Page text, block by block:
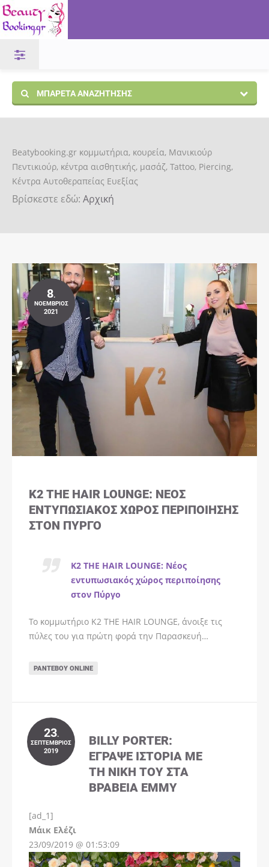
ΜΠΑΡΈΤΑ ΑΝΑΖΉΤΗΣΗΣ
Beatybooking.gr κομμωτήρια, κουρεία, Μανικιούρ
Πεντικιούρ, κέντρα αισθητικής, μασάζ, Tattoo, Piercing,
Κέντρα Αυτοθεραπείας Ευεξίας
Βρίσκεστε εδώ: Αρχική
8.
ΝΟΈΜΒΡΙΟΣ
2021
K2 THE HAIR LOUNGE: ΝΈΟΣ
ΕΝΤΥΠΩΣΙΑΚΌΣ ΧΏΡΟΣ ΠΕΡΙΠΟΊΗΣΗΣ
ΣΤΟΝ ΠΎΡΓΟ
K2 THE HAIR LOUNGE: Νέος
εντυπωσιακός χώρος περιποίησης
στον Πύργο
Το κομμωτήριο K2 THE HAIR LOUNGE, άνοιξε τις
πύλες του για πρώτη φορά την Παρασκευή…
ΡΑΝΤΕΒΟΎ ONLINE
23.
ΣΕΠΤΈΜΒΡΙΟΣ
2019
BILLY PORTER:
ΈΓΡΑΨΕ ΙΣΤΟΡΊΑ ΜΕ
ΤΗ ΝΊΚΗ ΤΟΥ ΣΤΑ
ΒΡΑΒΕΊΑ EMMY
[ad_1]
Μάικ ΕλέζιInstagram
23/09/2019 @ 01:53:09